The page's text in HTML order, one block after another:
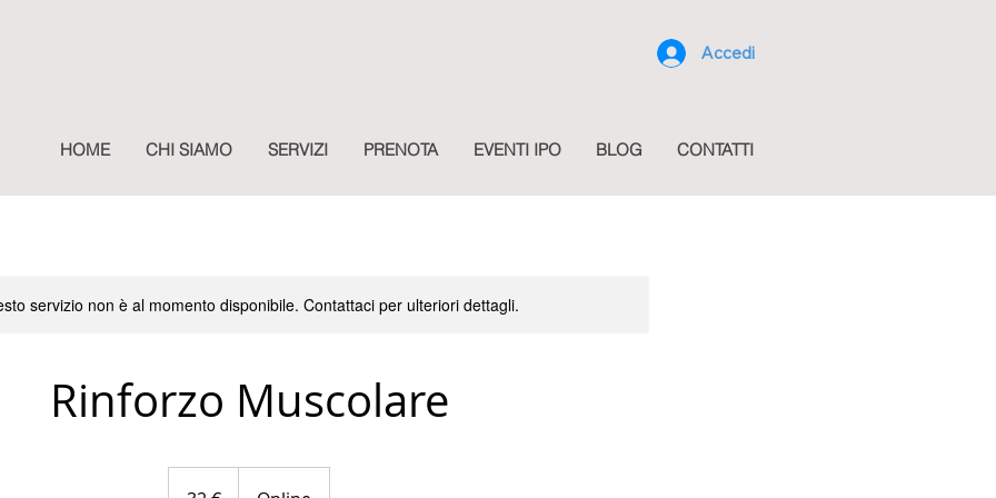
Accedi
HOME CHI SIAMO SERVIZI PRENOTA EVENTI IPO BLOG CONTATTI
servizio non è al momento disponibile. Contattaci per ulteriori dettagli.
Rinforzo Muscolare